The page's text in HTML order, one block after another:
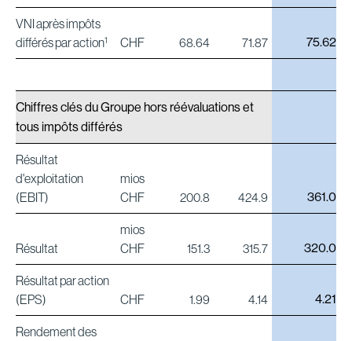
VNI après impôts
différés par action1 CHF 68.64 71.87 75.62
Chiffres clés du Groupe hors réévaluations et
tous impôts différés
Résultat
d'exploitation
(EBIT)
mios
CHF
200.8 424.9 361.0
Résultat
mios
CHF
151.3 315.7 320.0
Résultat par action
(EPS)
CHF 1.99 4.14 4.21
Rendement des